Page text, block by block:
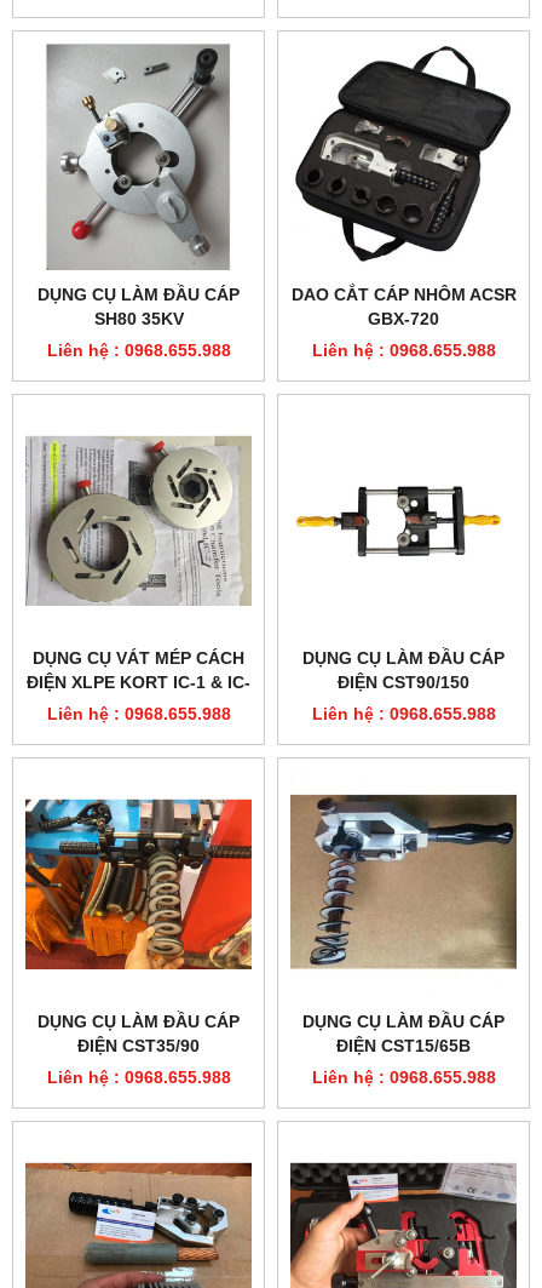
DỤNG CỤ LÀM ĐẦU CÁP
SH80 35KV
Liên hệ : 0968.655.988
DAO CẮT CÁP NHÔM ACSR
GBX-720
Liên hệ : 0968.655.988
DỤNG CỤ VÁT MÉP CÁCH
ĐIỆN XLPE KORT IC-1 & IC-
2
Liên hệ : 0968.655.988
DỤNG CỤ LÀM ĐẦU CÁP
ĐIỆN CST90/150
Liên hệ : 0968.655.988
DỤNG CỤ LÀM ĐẦU CÁP
ĐIỆN CST35/90
Liên hệ : 0968.655.988
DỤNG CỤ LÀM ĐẦU CÁP
ĐIỆN CST15/65B
Liên hệ : 0968.655.988